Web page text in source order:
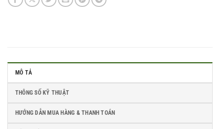
MÔ TẢ
THÔNG SỐ KỸ THUẬT
HƯỚNG DẪN MUA HÀNG & THANH TOÁN